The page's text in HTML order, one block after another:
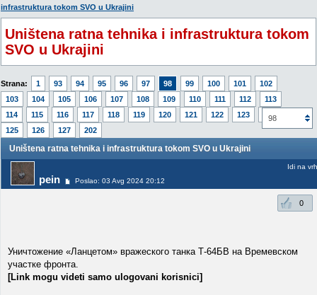
infrastruktura tokom SVO u Ukrajini
Uništena ratna tehnika i infrastruktura tokom
SVO u Ukrajini
Strana: 1 93 94 95 96 97 98 99 100 101
102
103
104 105 106 107 108 109 110 111 112
113
114
115 116 117 118 119 120 121 122 123
124
125
126 127 202
98
Uništena ratna tehnika i infrastruktura tokom SVO u Ukrajini
pein Poslao: 03 Avg 2024 20:12
Idi na vrh
0
Уничтожение «Ланцетом» вражеского танка Т-64БВ на Времевском
участке фронта.
[Link mogu videti samo ulogovani korisnici]